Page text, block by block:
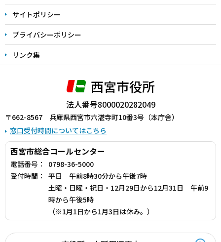
サイトポリシー
プライバシーポリシー
リンク集
西宮市役所
法人番号8000020282049
〒662-8567 兵庫県西宮市六湛寺町10番3号（本庁舎）
窓口受付時間についてはこちら
西宮市総合コールセンター
電話番号：
0798-36-5000
受付時間：
平日 午前8時30分から午後7時
土曜・日曜・祝日・12月29日から12月31日 午前9
時から午後5時
（※1月1日から1月3日は休み。）